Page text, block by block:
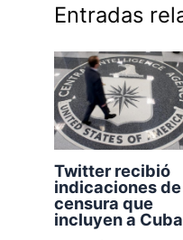
Entradas
Twitter recibió
indicaciones de
censura que
incluyen a Cuba